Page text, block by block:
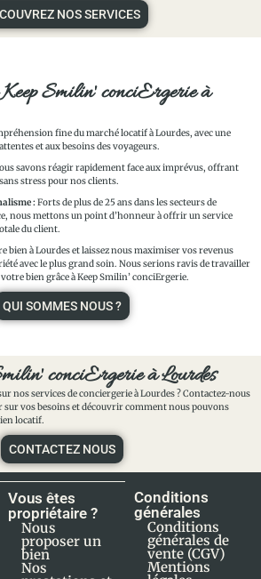
NOS SERVICES
Smilin' conciErgerie à
fine du marché locatif à Lourdes, avec une
et aux besoins des voyageurs.
savons réagir rapidement face aux imprévus, offrant
stress pour nos clients.
:Forts de plus de 25 ans dans les secteurs de
nous mettons un point d’honneur à offrir un service
du client.
bien à Lourdes et laissez nous maximiser vos revenus
avec le plus grand soin. Nous serions ravis de travailler
bien grâce à Keep Smilin’ conciErgerie.
QUI SOMMES NOUS ?
conciErgerie à Lourdes
nos services de conciergerie à Lourdes ? Contactez-nous
sur vos besoins et découvrir comment nous pouvons
locatif.
CONTACTEZ NOUS
Vous êtes
propriétaire ?
Nous
proposer un
bien
Nos
Conditions
générales
Conditions
générales de
vente (CGV)
Mentions